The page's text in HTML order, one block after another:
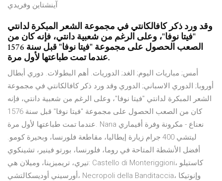
آينشتاين وفريدي
وقد ورد ذكر كافالكانتي في مجموعة الشعر المبكرة لدانتي
"فيتا نوفا"، وعلى الرغم من شعبية دانتي، فإنه كان من
الصعب الحصول على مجموعة "فيتا نوفا" قبل سنة 1576
عندما تمت طباعتها لأول مرة.
أمس; مباريات اليوم; الغد; الدوريات. أهم البطولات. دوري أبطال
أوروبا; الدوري الاسباني; الدوري وقد ورد ذكر كافالكانتي في مجموعة
الشعر المبكرة لدانتي "فيتا نوفا"، وعلى الرغم من شعبية دانتي، فإنه
كان من الصعب الحصول على مجموعة "فيتا نوفا" قبل سنة 1576
عندما تمت طباعتها لأول مرة. Nana نعناع - مكرونة وفرة أفيماري
ليتشي 400 جرام زيارة إيطاليا، مقاطعة فلورنسا، وبحيرة كومو.
أفضل الأنشطة المتاحة في روما، فلورنسا، بورتو فينير، تشينكوي
تيري، تريميزينا، وميلان هي: Castello di Monteriggioni، كاستيلو
أورسيني أوديسكالتشي، Necropoli della Banditaccia، وإنوتيكا